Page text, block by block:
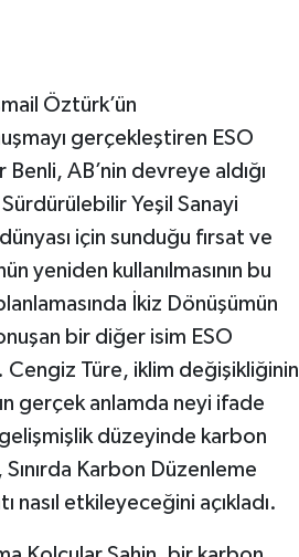
Öztürk’ün
gerçekleştiren ESO
AB’nin devreye aldığı
Yeşil Sanayi
için sunduğu fırsat ve
yeniden kullanılmasının bu
İkiz Dönüşümün
bir diğer isim ESO
Cengiz Türe, iklim değişikliğinin
gerçek anlamda neyi ifade
düzeyinde karbon
Sınırda Karbon Düzenleme
nasıl etkileyeceğini açıkladı.